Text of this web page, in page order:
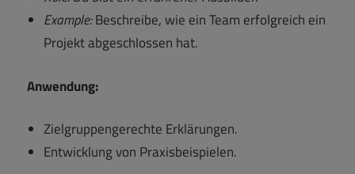
Example:Beschreibe, wie ein Team erfolgreich ein
Projekt abgeschlossen hat.
Anwendung:
Zielgruppengerechte Erklärungen.
Entwicklung von Praxisbeispielen.